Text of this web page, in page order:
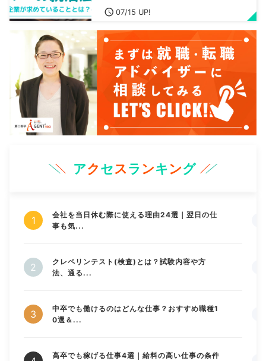
07/15 UP!
アクセスランキング
会社を当日休む際に使える理由24選｜翌日の仕
事も気...
クレペリンテスト(検査)とは？試験内容や方
法、通る...
中卒でも働けるのはどんな仕事？おすすめ職種1
0選＆...
高卒でも稼げる仕事4選｜給料の高い仕事の条件